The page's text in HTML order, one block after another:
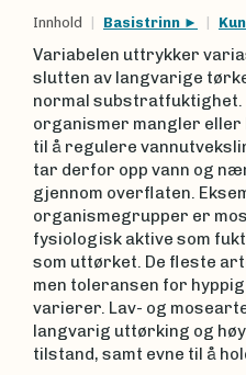
Innhold Basistrinn
Variabelen uttrykker
slutten av langvarige
normal substratfuktighet.
organismer mangler
til å regulere
tar derfor opp vann og
gjennom overflaten.
organismegrupper er
fysiologisk aktive som
som uttørket. De fleste
men toleransen for
varierer. Lav- og
langvarig uttørking og
tilstand, samt evne til å